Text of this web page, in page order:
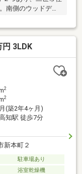
南側のウッドデッ
3LDK
2
2
(築2年4ヶ月)
知駅 徒歩7分
新本町２
駐車場あり
浴室乾燥機